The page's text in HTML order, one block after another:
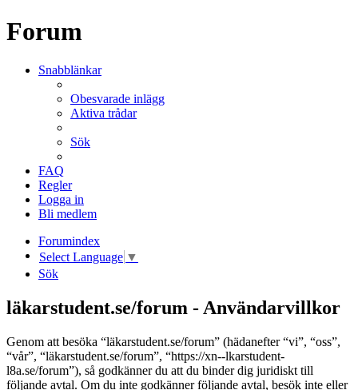
Forum
Snabblänkar
Obesvarade inlägg
Aktiva trådar
Sök
FAQ
Regler
Logga in
Bli medlem
Forumindex
Select Language ▼
Sök
läkarstudent.se/forum - Användarvillkor
Genom att besöka “läkarstudent.se/forum” (hädanefter “vi”, “oss”,
“vår”, “läkarstudent.se/forum”, “https://xn--lkarstudent-
l8a.se/forum”), så godkänner du att du binder dig juridiskt till
följande avtal. Om du inte godkänner följande avtal, besök inte eller